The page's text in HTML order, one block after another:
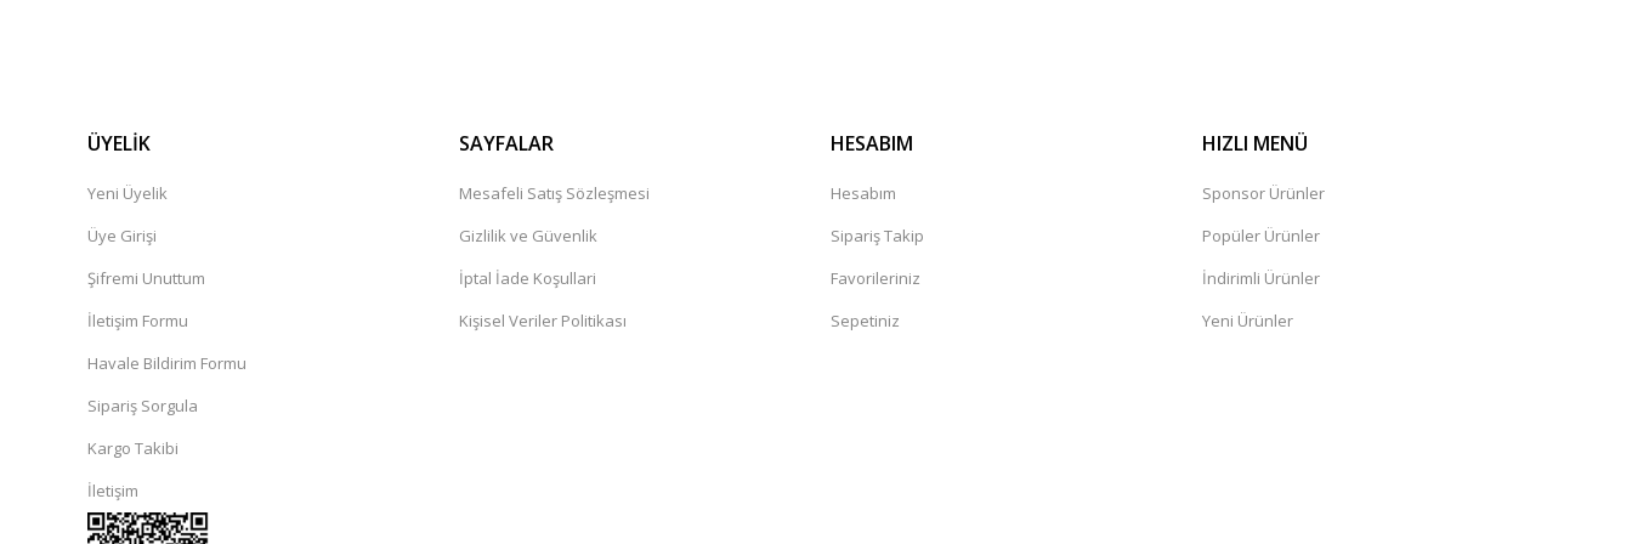
ÜYELİK
Yeni Üyelik
Üye Girişi
Şifremi Unuttum
İletişim Formu
Havale Bildirim Formu
Sipariş Sorgula
Kargo Takibi
İletişim
SAYFALAR
Mesafeli Satış Sözleşmesi
Gizlilik ve Güvenlik
İptal İade Koşullari
Kişisel Veriler Politikası
HESABIM
Hesabım
Sipariş Takip
Favorileriniz
Sepetiniz
HIZLI MENÜ
Sponsor Ürünler
Popüler Ürünler
İndirimli Ürünler
Yeni Ürünler